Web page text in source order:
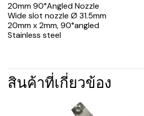
20mm 90°Angled Nozzle
Wide slot nozzle Ø 31.5mm
20mm x 2mm, 90°angled
Stainless steel
สินค้าที่เกี่ยวข้อง